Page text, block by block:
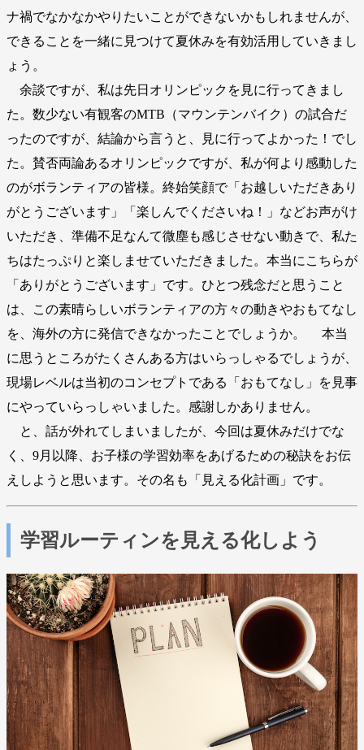
ナ禍でなかなかやりたいことができないかもしれませんが、
できることを一緒に見つけて夏休みを有効活用していきまし
ょう。
余談ですが、私は先日オリンピックを見に行ってきまし
た。数少ない有観客のMTB（マウンテンバイク）の試合だ
ったのですが、結論から言うと、見に行ってよかった！でし
た。賛否両論あるオリンピックですが、私が何より感動した
のがボランティアの皆様。終始笑顔で「お越しいただきあり
がとうございます」「楽しんでくださいね！」などお声がけ
いただき、準備不足なんて微塵も感じさせない動きで、私た
ちはたっぷりと楽しませていただきました。本当にこちらが
「ありがとうございます」です。ひとつ残念だと思うこと
は、この素晴らしいボランティアの方々の動きやおもてなし
を、海外の方に発信できなかったことでしょうか。 本当
に思うところがたくさんある方はいらっしゃるでしょうが、
現場レベルは当初のコンセプトである「おもてなし」を見事
にやっていらっしゃいました。感謝しかありません。
と、話が外れてしまいましたが、今回は夏休みだけでな
く、9月以降、お子様の学習効率をあげるための秘訣をお伝
えしようと思います。その名も「見える化計画」です。
学習ルーティンを見える化しよう